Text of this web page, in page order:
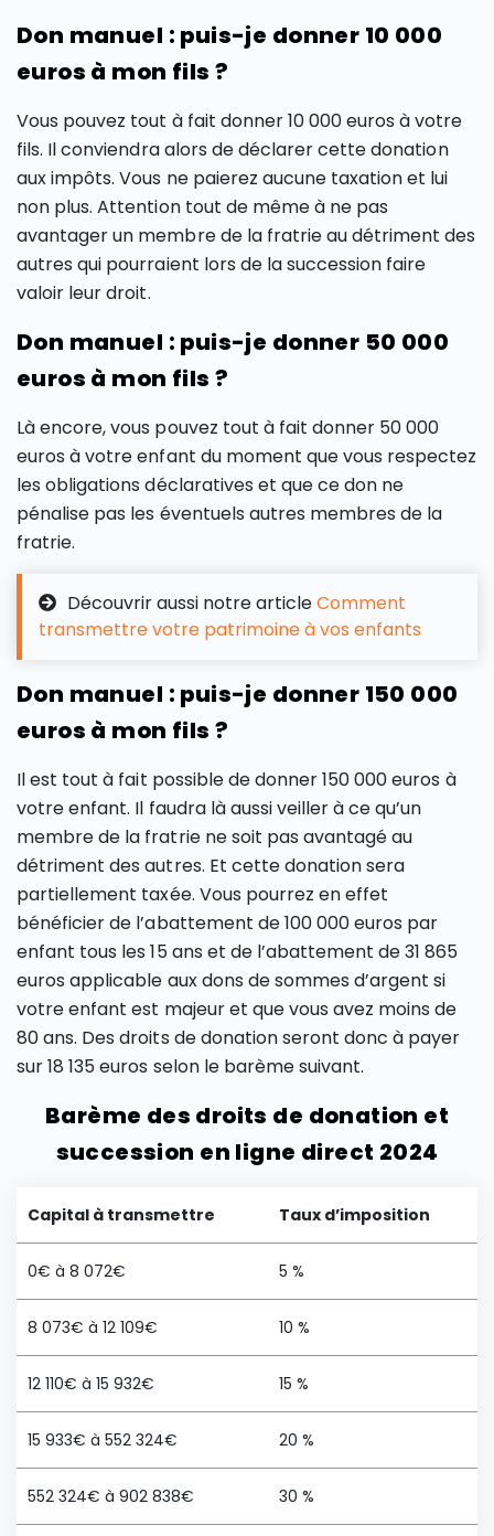
Don manuel : puis-je donner 10 000
euros à mon fils ?
Vous pouvez tout à fait donner 10 000 euros à votre
fils. Il conviendra alors de déclarer cette donation
aux impôts. Vous ne paierez aucune taxation et lui
non plus. Attention tout de même à ne pas
avantager un membre de la fratrie au détriment des
autres qui pourraient lors de la succession faire
valoir leur droit.
Don manuel : puis-je donner 50 000
euros à mon fils ?
Là encore, vous pouvez tout à fait donner 50 000
euros à votre enfant du moment que vous respectez
les obligations déclaratives et que ce don ne
pénalise pas les éventuels autres membres de la
fratrie.
Découvrir aussi notre articleComment
transmettre votre patrimoine à vos enfants
Don manuel : puis-je donner 150 000
euros à mon fils ?
Il est tout à fait possible de donner 150 000 euros à
votre enfant. Il faudra là aussi veiller à ce qu’un
membre de la fratrie ne soit pas avantagé au
détriment des autres. Et cette donation sera
partiellement taxée. Vous pourrez en effet
bénéficier de l’abattement de 100 000 euros par
enfant tous les 15 ans et de l’abattement de 31 865
euros applicable aux dons de sommes d’argent si
votre enfant est majeur et que vous avez moins de
80 ans. Des droits de donation seront donc à payer
sur 18 135 euros selon le barème suivant.
Barème des droits de donation et
succession en ligne direct 2024
Capital à transmettre Taux d’imposition
0€ à 8 072€ 5 %
8 073€ à 12 109€ 10 %
12 110€ à 15 932€ 15 %
15 933€ à 552 324€ 20 %
552 324€ à 902 838€ 30 %